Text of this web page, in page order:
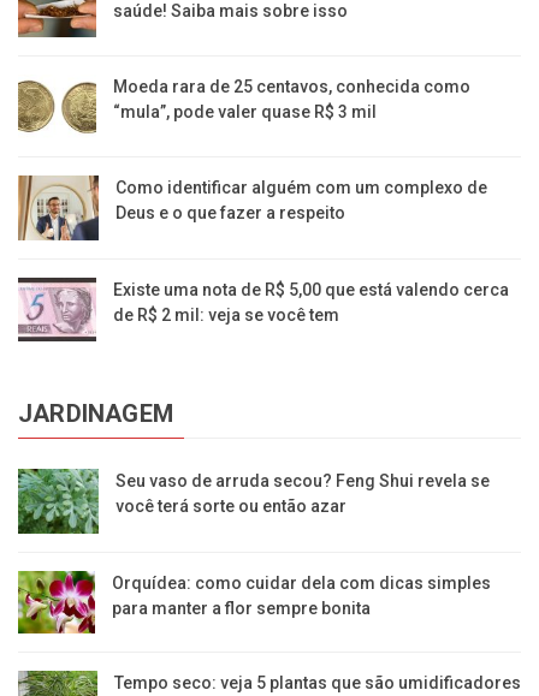
saúde! Saiba mais sobre isso
Moeda rara de 25 centavos, conhecida como
“mula”, pode valer quase R$ 3 mil
Como identificar alguém com um complexo de
Deus e o que fazer a respeito
Existe uma nota de R$ 5,00 que está valendo cerca
de R$ 2 mil: veja se você tem
JARDINAGEM
Seu vaso de arruda secou? Feng Shui revela se
você terá sorte ou então azar
Orquídea: como cuidar dela com dicas simples
para manter a flor sempre bonita
Tempo seco: veja 5 plantas que são umidificadores